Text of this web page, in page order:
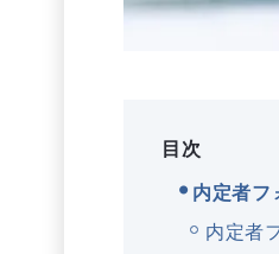
目次
内定者フ
内定者